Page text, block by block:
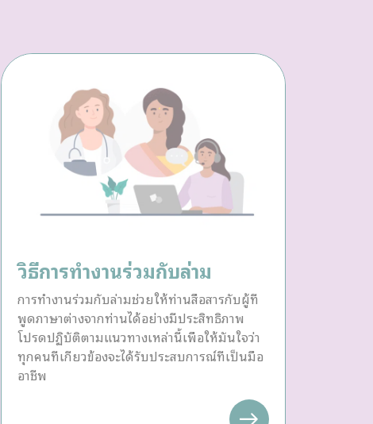
วิธีการทำงานร่วมกับล่าม
การทำงานร่วมกับล่ามช่วยให้ท่านสื่อสารกับผู้ที่
พูดภาษาต่างจากท่านได้อย่างมีประสิทธิภาพ
โปรดปฏิบัติตามแนวทางเหล่านี้เพื่อให้มั่นใจว่า
ทุกคนที่เกี่ยวข้องจะได้รับประสบการณ์ที่เป็นมือ
อาชีพ